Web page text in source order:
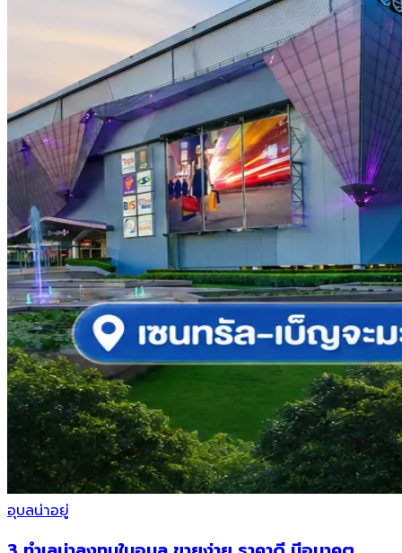
อุบลน่าอยู่